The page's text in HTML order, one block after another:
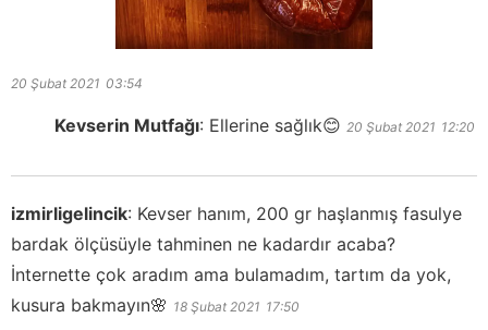
20 Şubat 2021 03:54
Kevserin Mutfağı: Ellerine sağlık😊 20 Şubat 2021 12:20
izmirligelincik: Kevser hanım, 200 gr haşlanmış fasulye
bardak ölçüsüyle tahminen ne kadardır acaba?
İnternette çok aradım ama bulamadım, tartım da yok,
kusura bakmayın🌸 18 Şubat 2021 17:50